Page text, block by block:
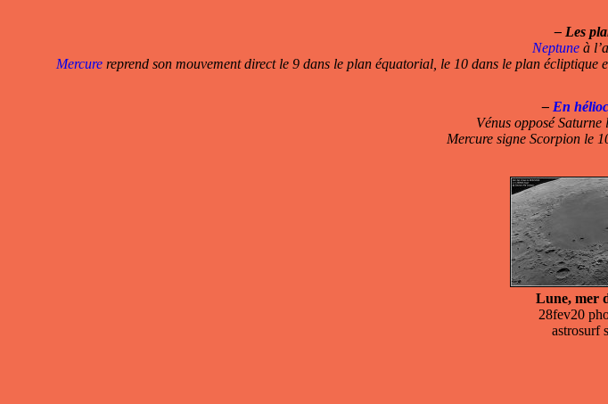
– Les
Neptuneà
Mercure reprend son mouvement direct le 9 dans le plan équatorial, le 10 dans le plan
– En
Vénus opposé
Mercure signe Scorpion le
Lune, mer
28fev20
astrosurf